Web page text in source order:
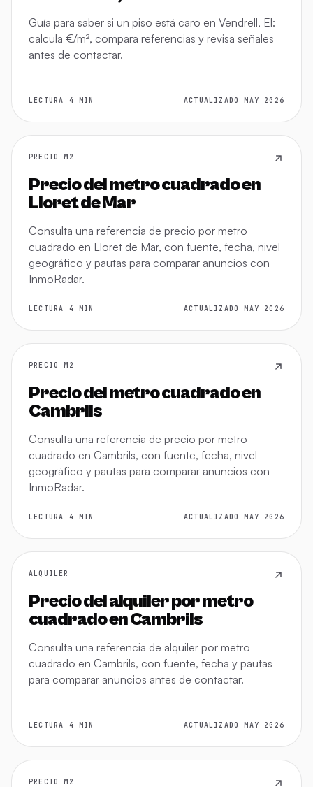
Guía para saber si un piso está caro en Vendrell, El:
calcula €/m², compara referencias y revisa señales
antes de contactar.
LECTURA 4 MIN ACTUALIZADO MAY 2026
PRECIO M2
Precio del metro cuadrado en
Lloret de Mar
Consulta una referencia de precio por metro
cuadrado en Lloret de Mar, con fuente, fecha, nivel
geográfico y pautas para comparar anuncios con
InmoRadar.
LECTURA 4 MIN ACTUALIZADO MAY 2026
PRECIO M2
Precio del metro cuadrado en
Cambrils
Consulta una referencia de precio por metro
cuadrado en Cambrils, con fuente, fecha, nivel
geográfico y pautas para comparar anuncios con
InmoRadar.
LECTURA 4 MIN ACTUALIZADO MAY 2026
ALQUILER
Precio del alquiler por metro
cuadrado en Cambrils
Consulta una referencia de alquiler por metro
cuadrado en Cambrils, con fuente, fecha y pautas
para comparar anuncios antes de contactar.
LECTURA 4 MIN ACTUALIZADO MAY 2026
PRECIO M2